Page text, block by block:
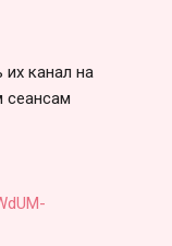
канал на
сеансам